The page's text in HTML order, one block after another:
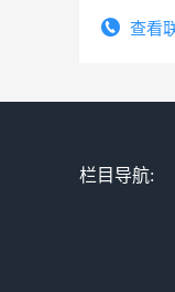
表或者有
查看
栏目导航: